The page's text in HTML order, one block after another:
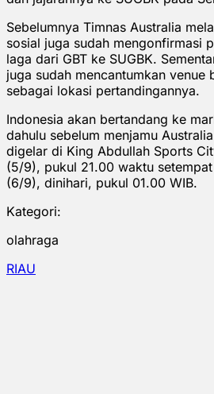
Sebelumnya Timnas Australia
sosial juga sudah mengonfirmasi
laga dari GBT ke SUGBK.
juga sudah mencantumkan venue
sebagai lokasi pertandingannya.
Indonesia akan bertandang ke
dahulu sebelum menjamu
digelar di King Abdullah Sports
(5/9), pukul 21.00 waktu
(6/9), dinihari, pukul 01.00 WIB.
Kategori:
olahraga
RIAU